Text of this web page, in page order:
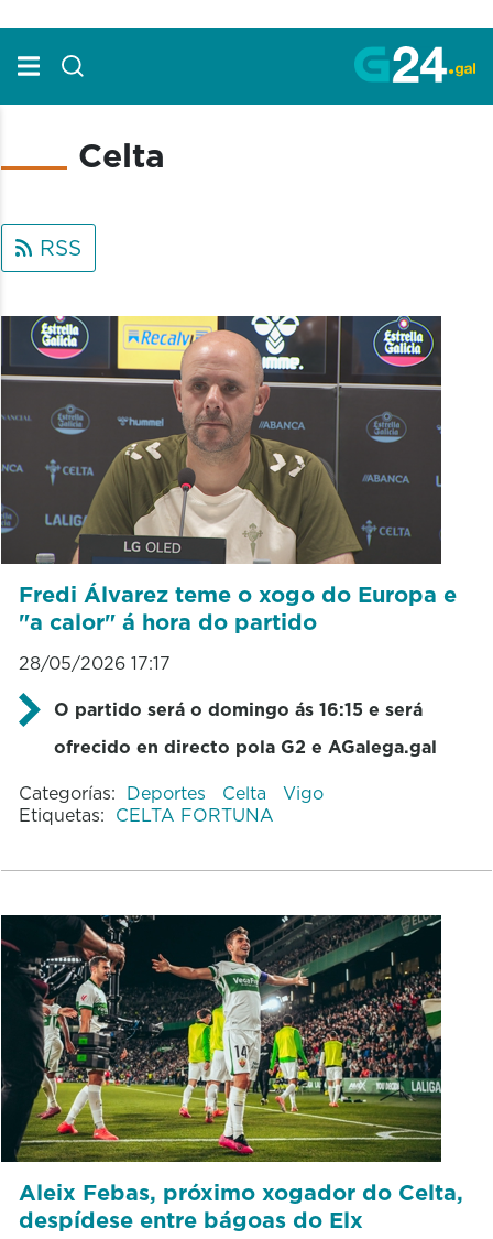
Celta
RSS
Fredi Álvarez teme o xogo do Europa e
"a calor" á hora do partido
28/05/2026 17:17
O partido será o domingo ás 16:15 e será
ofrecido en directo pola G2 e AGalega.gal
Categorías: Deportes Celta
Vigo
Etiquetas: CELTA FORTUNA
Aleix Febas, próximo xogador do Celta,
despídese entre bágoas do Elx